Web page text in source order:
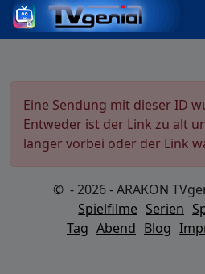
Eine Sendung mit dieser ID
Entweder ist der Link zu alt
länger vorbei oder der Link
© - 2026 - ARAKON
Spielfilme Serien
Tag Abend Blog